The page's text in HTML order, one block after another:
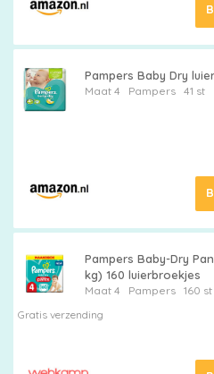
Pampers Baby Dry
Maat 4 Pampers 41 st
Pampers Baby-Dry
kg) 160 luierbroekjes
Maat 4 Pampers
160 st
Gratis verzending